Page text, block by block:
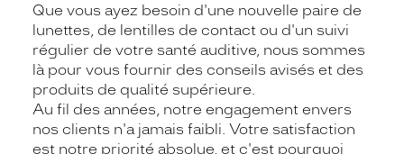
Que vous ayez besoin d'une nouvelle paire de
lunettes, de lentilles de contact ou d'un suivi
régulier de votre santé auditive, nous sommes
là pour vous fournir des conseils avisés et des
produits de qualité supérieure.
Au fil des années, notre engagement envers
nos clients n'a jamais faibli. Votre satisfaction
est notre priorité absolue, et c'est pourquoi